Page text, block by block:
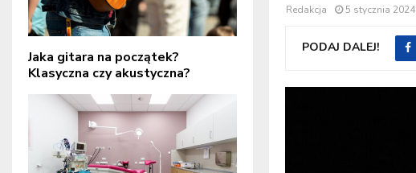
Redakcja 5 stycznia 2024
PODAJ DALEJ!
Jaka gitara na początek?
Klasyczna czy akustyczna?